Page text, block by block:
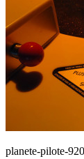
planete-pilote-